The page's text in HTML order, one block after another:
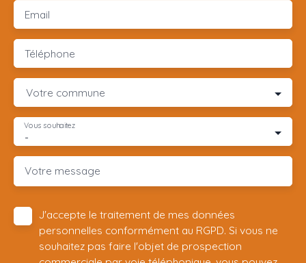
Email
Téléphone
Votre commune
-
Vous souhaitez
Votre message
J'accepte le traitement de mes données
personnelles conformément au RGPD. Si vous ne
souhaitez pas faire l'objet de prospection